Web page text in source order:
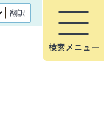
翻訳